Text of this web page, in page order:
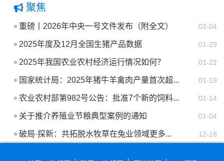
聚焦
02-04
重磅丨2026年中央一号文件发布（附全文）
01-29
2025年度及12月全国生猪产品数据
01-22
2025年我国农业农村经济运行情况如何？
01-19
国家统计局：2025年猪牛羊禽肉产量首次超...
01-14
农业农村部第982号公告：批准7个新的饲料...
01-04
关于推介养殖业节粮典型案例的通知
12-18
破局·探新：共拓脱水牧草在兔业领域更多...